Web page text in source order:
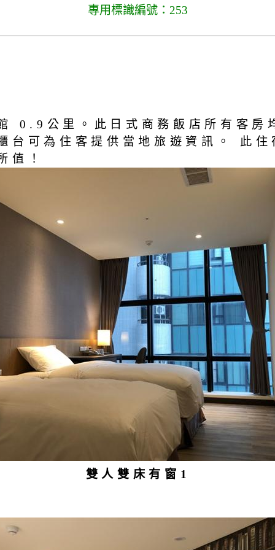
專用標識編號：253
0.9公里。此日式商務飯店所有客房
台可為住客提供當地旅遊資訊。 此
值！
雙人雙床有窗1